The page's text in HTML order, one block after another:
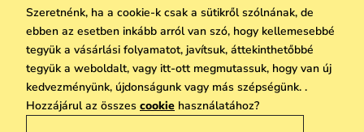
Visszaküldés és reklamáció
Ajándék utalványok
Vállalatok számára
We Care
Vuchlook
Üzletek
Praha
Feliratkozni
A személyes adatok védelmének alapelveiitt
Copyright © 2026 Vuch s.r.o. Minden jog fenntartva. Technikailag biztosítja
Simplia.cz
Szeretnénk, ha a cookie-k csak a sütikről szólnának, de
ebben az esetben inkább arról van szó, hogy kellemesebbé
tegyük a vásárlási folyamatot, javítsuk, áttekinthetőbbé
tegyük a weboldalt, vagy itt-ott megmutassuk, hogy van új
kedvezményünk, újdonságunk vagy más szépségünk. .
Hozzájárul az összes cookie használatához?